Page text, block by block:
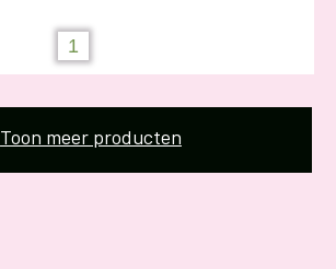
Toon meer producten